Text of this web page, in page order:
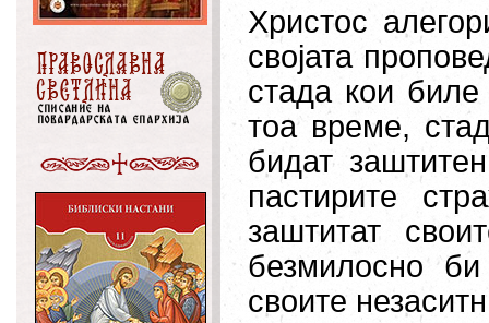
Христос
својата
стада кои
тоа време,
бидат
пастирите
заштитат
безмилосно
своите